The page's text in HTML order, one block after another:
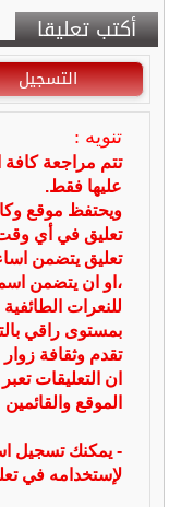
أكتب تعليقا
التسجيل
تنويه :
تتم مراجعة كافة
عليها فقط.
ويحتفظ موقع
تعليق في أي
تعليق يتضمن
،او ان يتضمن
للنعرات الطائفية
بمستوى راقي
تقدم وثقافة
ان التعليقات
الموقع
- يمكنك تسجيل
لإستخدامه في